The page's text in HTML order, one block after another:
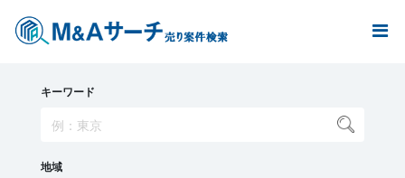
キーワード
地域